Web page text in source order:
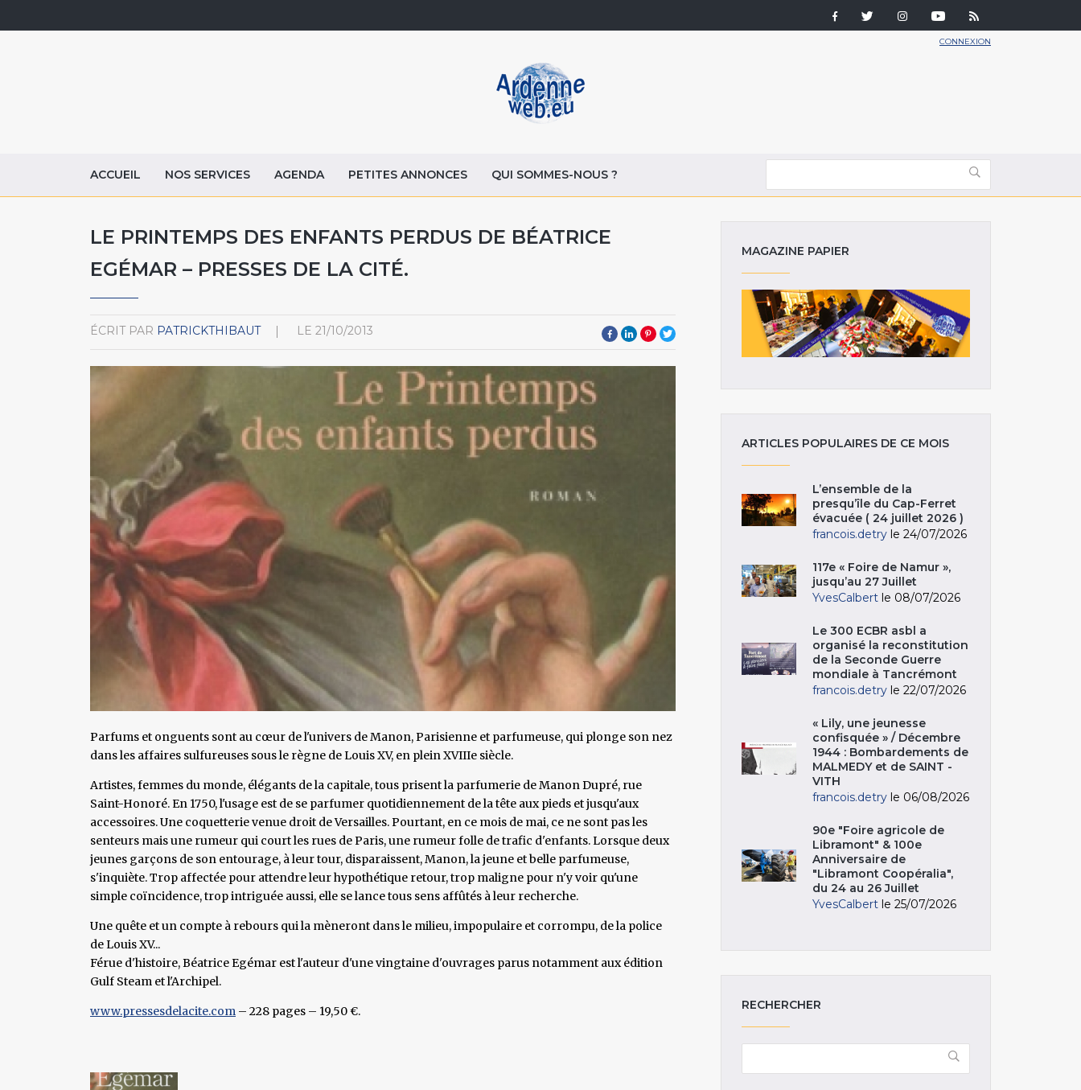
CONNEXION
ACCUEIL NOS SERVICES AGENDA PETITES ANNONCES QUI SOMMES-NOUS ?
LE PRINTEMPS DES ENFANTS PERDUS DE BÉATRICE
EGÉMAR – PRESSES DE LA CITÉ.
ÉCRIT PAR PATRICKTHIBAUT LE 21/10/2013
Parfums et onguents sont au cœur de l'univers de Manon, Parisienne et parfumeuse, qui plonge son nez
dans les affaires sulfureuses sous le règne de Louis XV, en plein XVIIIe siècle.
Artistes, femmes du monde, élégants de la capitale, tous prisent la parfumerie de Manon Dupré, rue
Saint-Honoré. En 1750, l'usage est de se parfumer quotidiennement de la tête aux pieds et jusqu'aux
accessoires. Une coquetterie venue droit de Versailles. Pourtant, en ce mois de mai, ce ne sont pas les
senteurs mais une rumeur qui court les rues de Paris, une rumeur folle de trafic d'enfants. Lorsque deux
jeunes garçons de son entourage, à leur tour, disparaissent, Manon, la jeune et belle parfumeuse,
s'inquiète. Trop affectée pour attendre leur hypothétique retour, trop maligne pour n'y voir qu'une
simple coïncidence, trop intriguée aussi, elle se lance tous sens affûtés à leur recherche.
Une quête et un compte à rebours qui la mèneront dans le milieu, impopulaire et corrompu, de la police
de Louis XV...
Férue d'histoire, Béatrice Egémar est l'auteur d'une vingtaine d'ouvrages parus notamment aux édition
Gulf Steam et l'Archipel.
www.pressesdelacite.com – 228 pages – 19,50 €.
MAGAZINE PAPIER
ARTICLES POPULAIRES DE CE MOIS
L’ensemble de la
presqu’île du Cap-Ferret
évacuée ( 24 juillet 2026 )
francois.detry le 24/07/2026
117e « Foire de Namur »,
jusqu’au 27 Juillet
YvesCalbert le 08/07/2026
Le 300 ECBR asbl a
organisé la reconstitution
de la Seconde Guerre
mondiale à Tancrémont
francois.detry le 22/07/2026
« Lily, une jeunesse
confisquée » / Décembre
1944 : Bombardements de
MALMEDY et de SAINT -
VITH
francois.detry le 06/08/2026
90e "Foire agricole de
Libramont" & 100e
Anniversaire de
"Libramont Coopéralia",
du 24 au 26 Juillet
YvesCalbert le 25/07/2026
RECHERCHER